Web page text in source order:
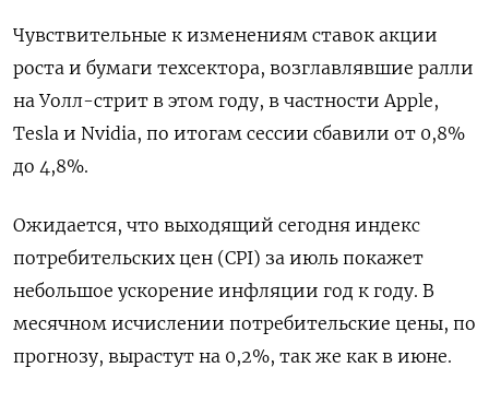
Чувствительные к изменениям ставок акции
роста и бумаги техсектора, возглавлявшие ралли
на Уолл-стрит в этом году, в частности Apple,
Tesla и Nvidia, по итогам сессии сбавили от 0,8%
до 4,8%.
Ожидается, что выходящий сегодня индекс
потребительских цен (CPI) за июль покажет
небольшое ускорение инфляции год к году. В
месячном исчислении потребительские цены, по
прогнозу, вырастут на 0,2%, так же как в июне.